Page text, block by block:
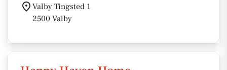
Valby Tingsted 1
2500 Valby